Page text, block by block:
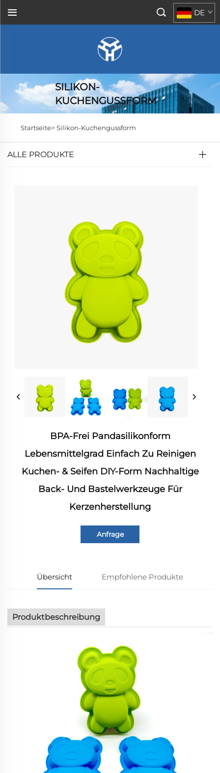
DE
SILIKON-
KUCHENGUSSFORM
Startseite> Silikon-Kuchengussform
ALLE PRODUKTE
BPA-Frei Pandasilikonform
Lebensmittelgrad Einfach Zu Reinigen
Kuchen- & Seifen DIY-Form Nachhaltige
Back- Und Bastelwerkzeuge Für
Kerzenherstellung
Anfrage
Übersicht Empfohlene Produkte
Produktbeschreibung